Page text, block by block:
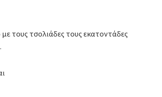
τους τσολιάδες τους εκατοντάδες